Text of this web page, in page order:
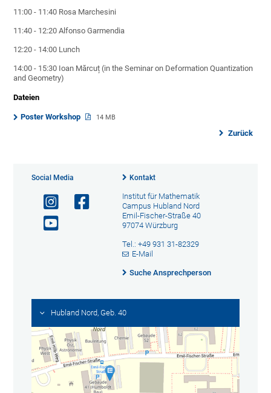
11:00 - 11:40 Rosa Marchesini
11:40 - 12:20 Alfonso Garmendia
12:20 - 14:00 Lunch
14:00 - 15:30 Ioan Mărcuț (in the Seminar on Deformation Quantization
and Geometry)
Dateien
Poster Workshop 14 MB
Zurück
Social Media Kontakt
Institut für Mathematik
Campus Hubland Nord
Emil-Fischer-Straße 40
97074 Würzburg
Tel.: +49 931 31-82329
E-Mail
Suche Ansprechperson
Hubland Nord, Geb. 40